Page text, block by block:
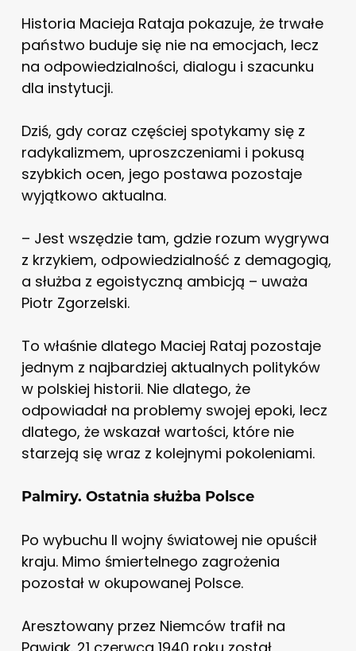
Historia Macieja Rataja pokazuje, że trwałe
państwo buduje się nie na emocjach, lecz
na odpowiedzialności, dialogu i szacunku
dla instytucji.
Dziś, gdy coraz częściej spotykamy się z
radykalizmem, uproszczeniami i pokusą
szybkich ocen, jego postawa pozostaje
wyjątkowo aktualna.
– Jest wszędzie tam, gdzie rozum wygrywa
z krzykiem, odpowiedzialność z demagogią,
a służba z egoistyczną ambicją – uważa
Piotr Zgorzelski.
To właśnie dlatego Maciej Rataj pozostaje
jednym z najbardziej aktualnych polityków
w polskiej historii. Nie dlatego, że
odpowiadał na problemy swojej epoki, lecz
dlatego, że wskazał wartości, które nie
starzeją się wraz z kolejnymi pokoleniami.
Palmiry. Ostatnia służba Polsce
Po wybuchu II wojny światowej nie opuścił
kraju. Mimo śmiertelnego zagrożenia
pozostał w okupowanej Polsce.
Aresztowany przez Niemców trafił na